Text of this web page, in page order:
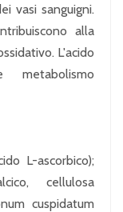
vasi sanguigni.
alla
L'acido
L-ascorbico);
cellulosa
cuspidatum